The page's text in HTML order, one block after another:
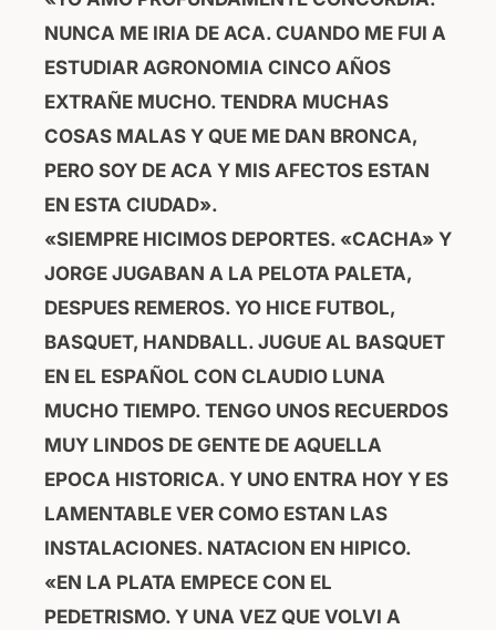
NUNCA ME IRIA DE ACA. CUANDO ME FUI A
ESTUDIAR AGRONOMIA CINCO AÑOS
EXTRAÑE MUCHO. TENDRA MUCHAS
COSAS MALAS Y QUE ME DAN BRONCA,
PERO SOY DE ACA Y MIS AFECTOS ESTAN
EN ESTA CIUDAD».
«SIEMPRE HICIMOS DEPORTES. «CACHA» Y
JORGE JUGABAN A LA PELOTA PALETA,
DESPUES REMEROS. YO HICE FUTBOL,
BASQUET, HANDBALL. JUGUE AL BASQUET
EN EL ESPAÑOL CON CLAUDIO LUNA
MUCHO TIEMPO. TENGO UNOS RECUERDOS
MUY LINDOS DE GENTE DE AQUELLA
EPOCA HISTORICA. Y UNO ENTRA HOY Y ES
LAMENTABLE VER COMO ESTAN LAS
INSTALACIONES. NATACION EN HIPICO.
«EN LA PLATA EMPECE CON EL
PEDETRISMO. Y UNA VEZ QUE VOLVI A